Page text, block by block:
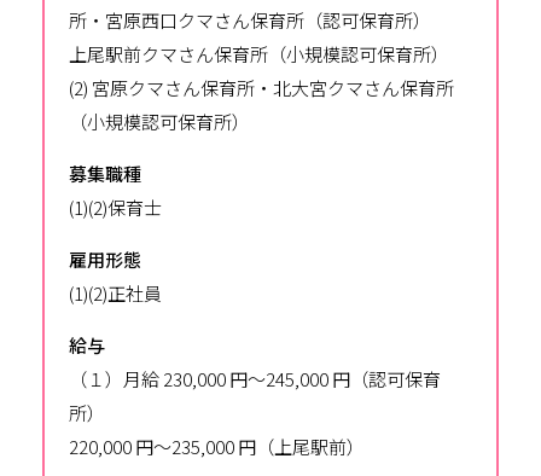
所・宮原西口クマさん保育所（認可保育所）
上尾駅前クマさん保育所（小規模認可保育所）
(2) 宮原クマさん保育所・北大宮クマさん保育所
（小規模認可保育所）
募集職種
(1)(2)保育士
雇用形態
(1)(2)正社員
給与
（１）月給 230,000 円～245,000 円（認可保育
所）
220,000 円～235,000 円（上尾駅前）